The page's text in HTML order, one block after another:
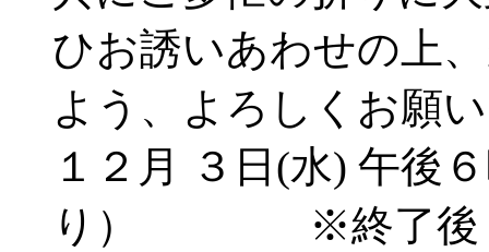
ひお誘いあわせの上
よう、よろしくお願
１２月 ３日(水) 午後
り） ※終了後 午